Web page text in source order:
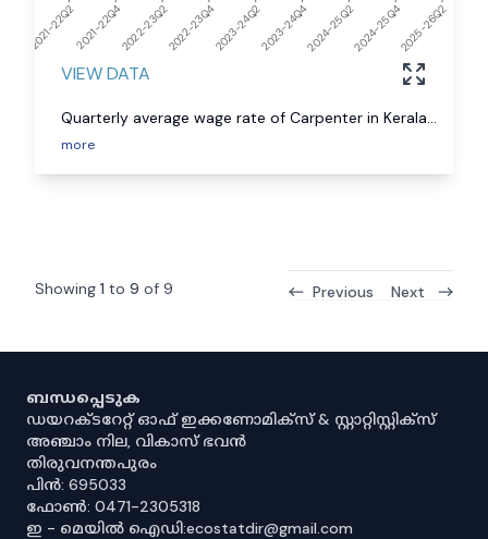
2021-22Q22021-22Q42022-23Q22022-23Q42023-24Q22023-24Q42024-25Q22024-25Q42025-26Q2
VIEW DATA
Quarterly average wage rate of Carpenter in Kerala...
more
Showing 1 to 9 of 9 Previous Next
ബന്ധപ്പെടുക
ഡയറക്ടറേറ്റ് ഓഫ് ഇക്കണോമിക്സ് & സ്റ്റാറ്റിസ്റ്റിക്സ്
അഞ്ചാം നില, വികാസ് ഭവൻ
തിരുവനന്തപുരം
പിൻ: 695033
ഫോൺ: 0471-2305318
ഇ - മെയിൽ ഐഡി:ecostatdir@gmail.com